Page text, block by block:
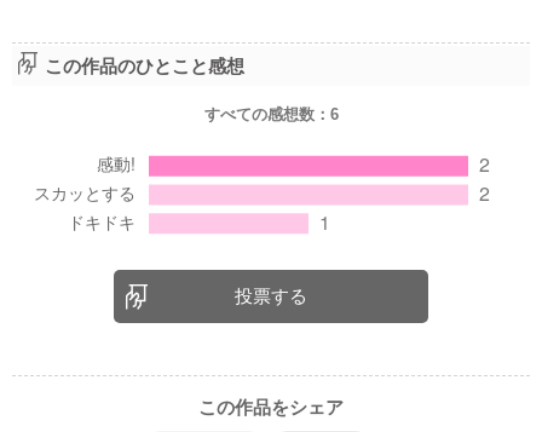
この作品のひとこと感想
すべての感想数： 6
投票する
この作品をシェア